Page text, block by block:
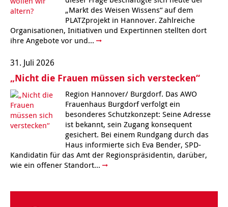
Kindertagesstätte Tresckowstraße
Kindertagesstätte Voltmerstraße
Kindertagesstätte Wiehbergstraße
Kindertagesstätte Petermannstraße /
Familienzentrum
Kindertagesstätte Pfarrlandplatz
Hör- und Sprachheilkindergarten Ratswiese
Kindertagesstätte Rosenbergstraße
Kindertagesstätte Schneiderberg
Kindertagesstätte Schweriner Straße /
Familienzentrum
Kindertagesstätte Sylter Weg
„Markt des Weisen Wissens“ auf dem
PLATZprojekt in Hannover. Zahlreiche
Organisationen, Initiativen und Expertinnen stellten dort
ihre Angebote vor und...
31. Juli 2026
„Nicht die Frauen müssen sich verstecken“
Region Hannover/ Burgdorf. Das AWO
Frauenhaus Burgdorf verfolgt ein
besonderes Schutzkonzept: Seine Adresse
ist bekannt, sein Zugang konsequent
gesichert. Bei einem Rundgang durch das
Haus informierte sich Eva Bender, SPD-
Kandidatin für das Amt der Regionspräsidentin, darüber,
wie ein offener Standort...